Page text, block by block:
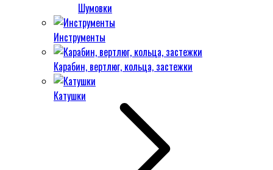
Шумовки
Инструменты
Карабин, вертлюг, кольца, застежки
Катушки